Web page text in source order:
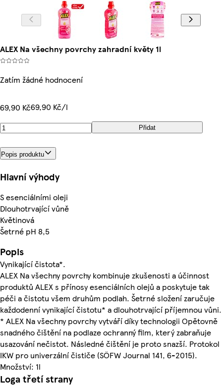
ALEX Na všechny povrchy zahradní květy 1l
Zatím žádné hodnocení
69,90 Kč69,90 Kč/l
Přidat
Popis produktu
Hlavní výhody
S esenciálními oleji
Dlouhotrvající vůně
Květinová
Šetrné pH 8,5
Popis
Vynikající čistota*.
ALEX Na všechny povrchy kombinuje zkušenosti a účinnost
produktů ALEX s přínosy esenciálních olejů a poskytuje tak
péči a čistotu všem druhům podlah. Šetrné složení zaručuje
každodenní vynikající čistotu* a dlouhotrvající příjemnou vůni.
* ALEX Na všechny povrchy vytváří díky technologii Opětovně
snadného čištění na podlaze ochranný film, který zabraňuje
usazování nečistot. Následné čištění je proto snazší. Protokol
IKW pro univerzální čističe (SÖFW Journal 141, 6-2015).
Množství: 1l
Loga třetí strany